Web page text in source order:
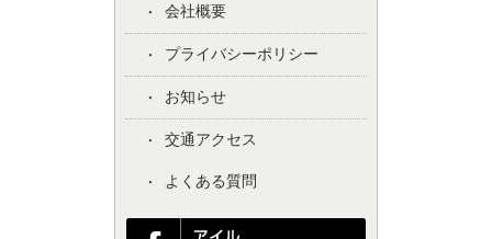
会社概要
プライバシーポリシー
お知らせ
交通アクセス
よくある質問